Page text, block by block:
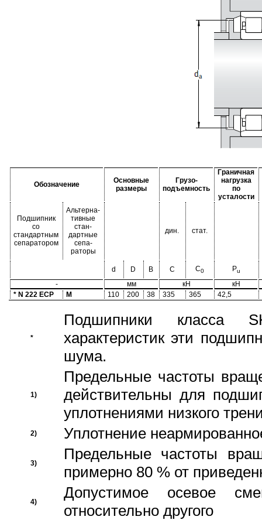
Обозначение
Основные
размеры
Грузо-
подъемность
Граничная
нагрузка
по
усталости
Подшипник
со
стандартным
сепаратором
Альтерна-
тивные
стан-
дартные
сепа-
раторы
дин. стат.
d D B C C0 Pu
- мм кН
кН
* N 222 ECP
M 110 200 38 335 365 42,5
*
Подшипники класса
характеристик эти
шума.
1)
Предельные частоты
действительны для
уплотнениями низкого
2) Уплотнение
3)
Предельные частоты
примерно 80 % от
4)
Допустимое осевое
относительно другого